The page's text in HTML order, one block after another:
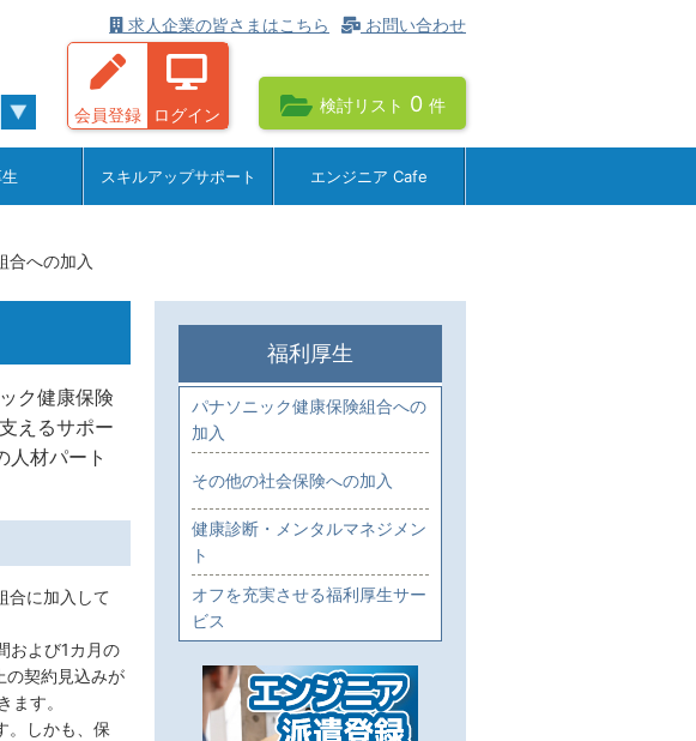
お問い合わせ
求人企業の皆さまはこちら
会員登録 ログイン 検討リスト 0 件
スキルアップサポート エンジニア Cafe
合への加入
ク健康保険
えるサポー
人材パート
合に加入して
および1カ月の
の契約見込みが
す。
。しかも、保
福利厚生
パナソニック健康保険組合への
加入
その他の社会保険への加入
健康診断・メンタルマネジメン
ト
オフを充実させる福利厚生サー
ビス